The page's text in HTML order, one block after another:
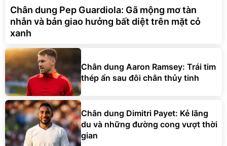
Chân dung Pep Guardiola: Gã mộng mơ tàn
nhẫn và bản giao hưởng bất diệt trên mặt cỏ
xanh
Chân dung Aaron Ramsey: Trái tim
thép ẩn sau đôi chân thủy tinh
Chân dung Dimitri Payet: Kẻ lãng
du và những đường cong vượt thời
gian